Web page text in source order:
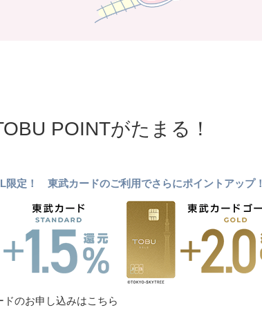
POINTがたまる！
限定！ 東武カードのご利用でさらにポイントアップ！
ドのお申し込みはこちら